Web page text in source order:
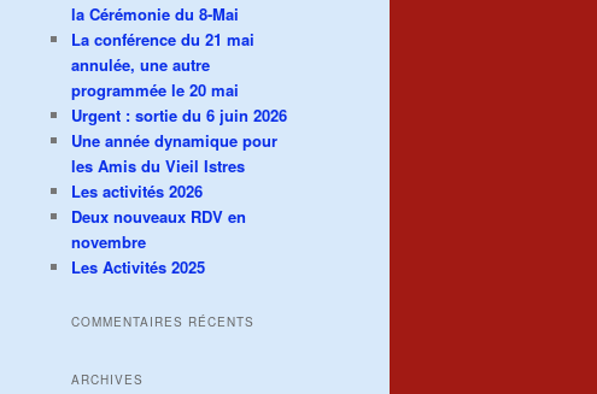
la Cérémonie du 8-Mai
La conférence du 21 mai
annulée, une autre
programmée le 20 mai
Urgent : sortie du 6 juin 2026
Une année dynamique pour
les Amis du Vieil Istres
Les activités 2026
Deux nouveaux RDV en
novembre
Les Activités 2025
COMMENTAIRES RÉCENTS
ARCHIVES